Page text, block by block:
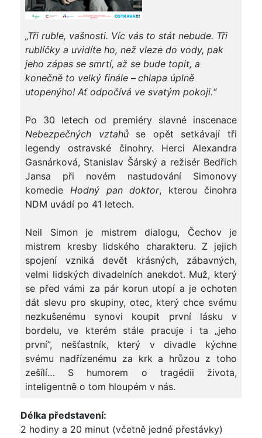
„Tři ruble, vašnosti. Víc vás to stát nebude. Tři
rublíčky a uvidíte ho, než vleze do vody, pak
jeho zápas se smrtí, až se bude topit, a
konečně to velký finále – chlapa úplně
utopenýho! Ať odpočívá ve svatým pokoji.“
Po 30 letech od premiéry slavné inscenace
Nebezpečných vztahůse opět setkávají tři
legendy ostravské činohry. Herci Alexandra
Gasnárková, Stanislav Šárský a režisér Bedřich
Jansa při novém nastudování Simonovy
komedie Hodný pan doktor, kterou činohra
NDM uvádí po 41 letech.
Neil Simon je mistrem dialogu, Čechov je
mistrem kresby lidského charakteru. Z jejich
spojení vzniká devět krásných, zábavných,
velmi lidských divadelních anekdot. Muž, který
se před vámi za pár korun utopí a je ochoten
dát slevu pro skupiny, otec, který chce svému
nezkušenému synovi koupit první lásku v
bordelu, ve kterém stále pracuje i ta „jeho
první”, nešťastník, který v divadle kýchne
svému nadřízenému za krk a hrůzou z toho
zešílí… S humorem o tragédii života,
inteligentně o tom hloupém v nás.
Délka představení:
2 hodiny a 20 minut (včetně jedné přestávky)